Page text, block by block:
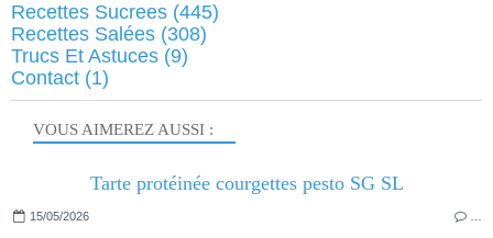
VOUS AIMEREZ AUSSI :
Tarte protéinée courgettes pesto SG SL
15/05/2026
Recettes Sucrees (445)
Recettes Salées (308)
Trucs Et Astuces (9)
Contact (1)